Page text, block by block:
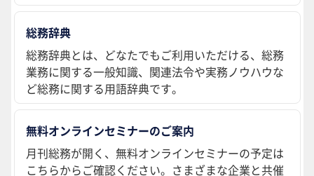
総務辞典
総務辞典とは、どなたでもご利用いただける、総務
業務に関する一般知識、関連法令や実務ノウハウな
ど総務に関する用語辞典です。
無料オンラインセミナーのご案内
月刊総務が開く、無料オンラインセミナーの予定は
こちらからご確認ください。さまざまな企業と共催